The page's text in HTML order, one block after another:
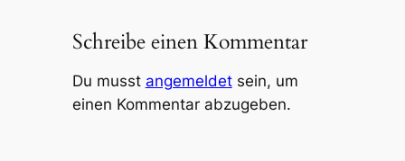
Schreibe einen Kommentar
Du musst angemeldetsein, um
einen Kommentar abzugeben.